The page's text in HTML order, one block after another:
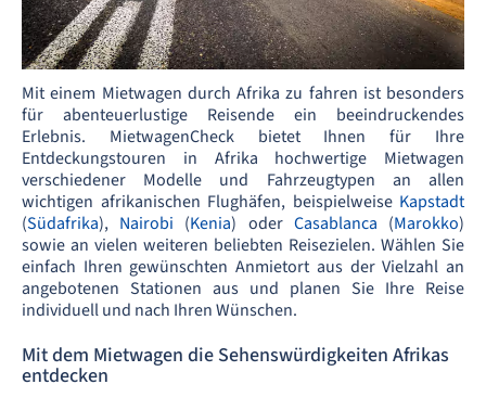
Mit einem Mietwagen durch Afrika zu fahren ist besonders
für abenteuerlustige Reisende ein beeindruckendes
Erlebnis. MietwagenCheck bietet Ihnen für Ihre
Entdeckungstouren in Afrika hochwertige Mietwagen
verschiedener Modelle und Fahrzeugtypen an allen
wichtigen afrikanischen Flughäfen, beispielweise Kapstadt
(Südafrika), Nairobi (Kenia) oder Casablanca (Marokko)
sowie an vielen weiteren beliebten Reisezielen. Wählen Sie
einfach Ihren gewünschten Anmietort aus der Vielzahl an
angebotenen Stationen aus und planen Sie Ihre Reise
individuell und nach Ihren Wünschen.
Mit dem Mietwagen die Sehenswürdigkeiten Afrikas
entdecken